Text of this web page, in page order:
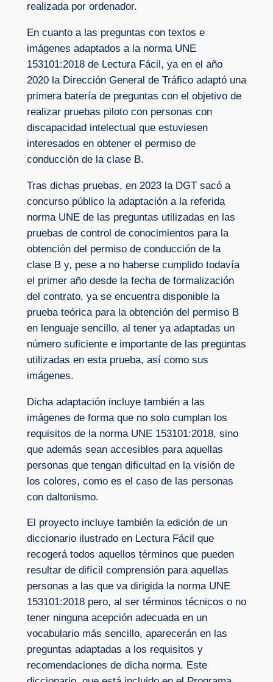
realizada por ordenador.
En cuanto a las preguntas con textos e
imágenes adaptados a la norma UNE
153101:2018 de Lectura Fácil, ya en el año
2020 la Dirección General de Tráfico adaptó una
primera batería de preguntas con el objetivo de
realizar pruebas piloto con personas con
discapacidad intelectual que estuviesen
interesados en obtener el permiso de
conducción de la clase B.
Tras dichas pruebas, en 2023 la DGT sacó a
concurso público la adaptación a la referida
norma UNE de las preguntas utilizadas en las
pruebas de control de conocimientos para la
obtención del permiso de conducción de la
clase B y, pese a no haberse cumplido todavía
el primer año desde la fecha de formalización
del contrato, ya se encuentra disponible la
prueba teórica para la obtención del permiso B
en lenguaje sencillo, al tener ya adaptadas un
número suficiente e importante de las preguntas
utilizadas en esta prueba, así como sus
imágenes.
Dicha adaptación incluye también a las
imágenes de forma que no solo cumplan los
requisitos de la norma UNE 153101:2018, sino
que además sean accesibles para aquellas
personas que tengan dificultad en la visión de
los colores, como es el caso de las personas
con daltonismo.
El proyecto incluye también la edición de un
diccionario ilustrado en Lectura Fácil que
recogerá todos aquellos términos que pueden
resultar de difícil comprensión para aquellas
personas a las que va dirigida la norma UNE
153101:2018 pero, al ser términos técnicos o no
tener ninguna acepción adecuada en un
vocabulario más sencillo, aparecerán en las
preguntas adaptadas a los requisitos y
recomendaciones de dicha norma. Este